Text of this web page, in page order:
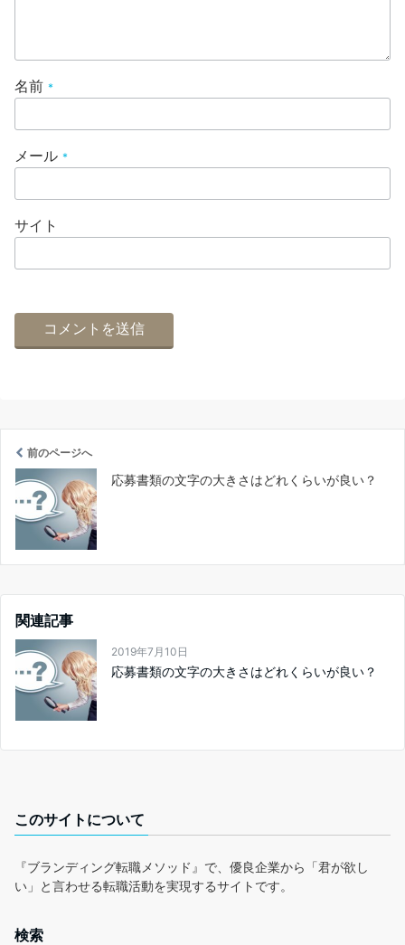
名前 *
メール *
サイト
前のページへ
応募書類の文字の大きさはどれくらいが良い？
関連記事
2019年7月10日
応募書類の文字の大きさはどれくらいが良い？
このサイトについて
『ブランディング転職メソッド』で、優良企業から「君が欲し
い」と言わせる転職活動を実現するサイトです。
検索